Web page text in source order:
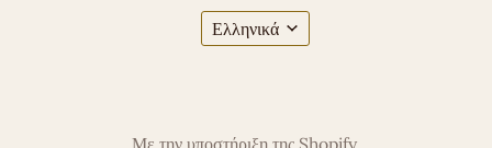
Ελληνικά
Με την υποστήριξη της Shopify.